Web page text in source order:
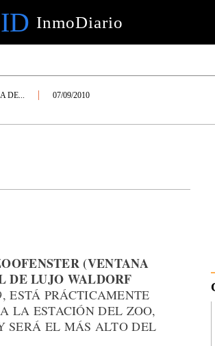
ID InmoDiario
DE... 07/09/2010
(VENTANA
DE LUJO WALDORF
ESTÁ PRÁCTICAMENTE
LA ESTACIÓN DEL ZOO,
SERÁ EL MÁS ALTO DEL